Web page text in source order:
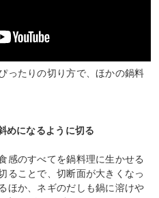
ったりの切り方で、ほかの鍋料
めになるように切る
感のすべてを鍋料理に生かせる
ることで、切断面が大きくなっ
ほか、ネギのだしも鍋に溶けや